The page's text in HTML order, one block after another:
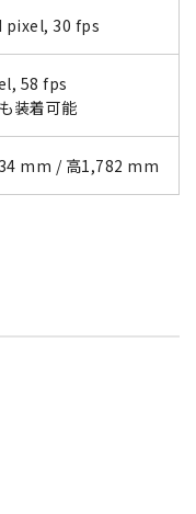
pixel, 30 fps
58 fps
装着可能
mm / 高1,782 mm